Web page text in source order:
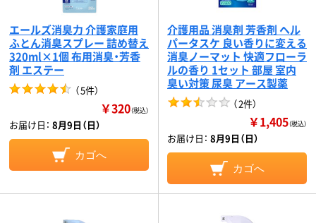
エールズ消臭力 介護家庭用
ふとん消臭スプレー 詰め替え
320ml×1個 布用消臭・芳香
剤 エステー
（5件）
￥320（税込）
お届け日： 8月9日（日）
カゴへ
介護用品 消臭剤 芳香剤 ヘル
パータスケ 良い香りに変える
消臭ノーマット 快適フローラ
ルの香り 1セット 部屋 室内
臭い対策 尿臭 アース製薬
（2件）
￥1,405（税込）
お届け日： 8月9日（日）
カゴへ